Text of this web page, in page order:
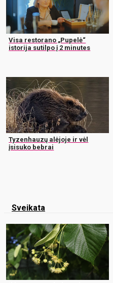
Visa restorano „Pupelė“
istorija sutilpo į 2 minutes
Tyzenhauzų alėjoje ir vėl
įsisuko bebrai
Sveikata